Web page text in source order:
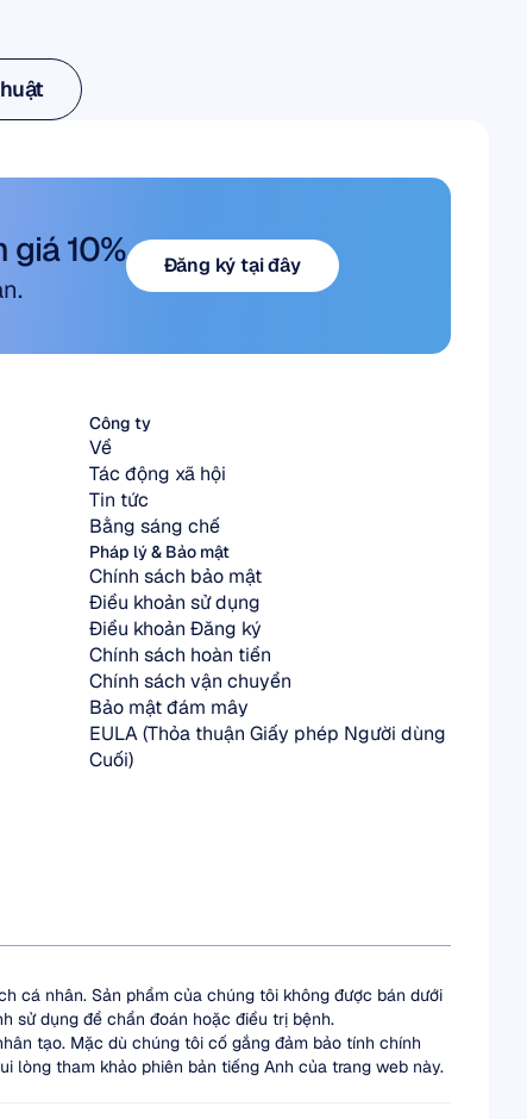
10%
Đăng ký tại đây
Công ty
Về
Tác động xã hội
Tin tức
Bằng sáng chế
Pháp lý & Bảo mật
Chính sách bảo mật
Điều khoản sử dụng
Điều khoản Đăng ký
Chính sách hoàn tiền
Chính sách vận chuyển
Bảo mật đám mây
EULA (Thỏa thuận Giấy phép Người dùng
Cuối)
cá nhân. Sản phẩm của chúng tôi không được bán dưới
sử dụng để chẩn đoán hoặc điều trị bệnh.
tạo. Mặc dù chúng tôi cố gắng đảm bảo tính chính
tham khảo phiên bản tiếng Anh của trang web này.